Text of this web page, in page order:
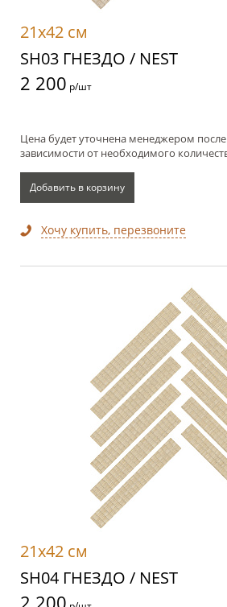
21x42 см
SH03 ГНЕЗДО / NEST
2 200 р/шт
Цена будет уточнена менеджером
зависимости от необходимого
Добавить в корзину
Хочу купить, перезвоните
21x42 см
SH04 ГНЕЗДО / NEST